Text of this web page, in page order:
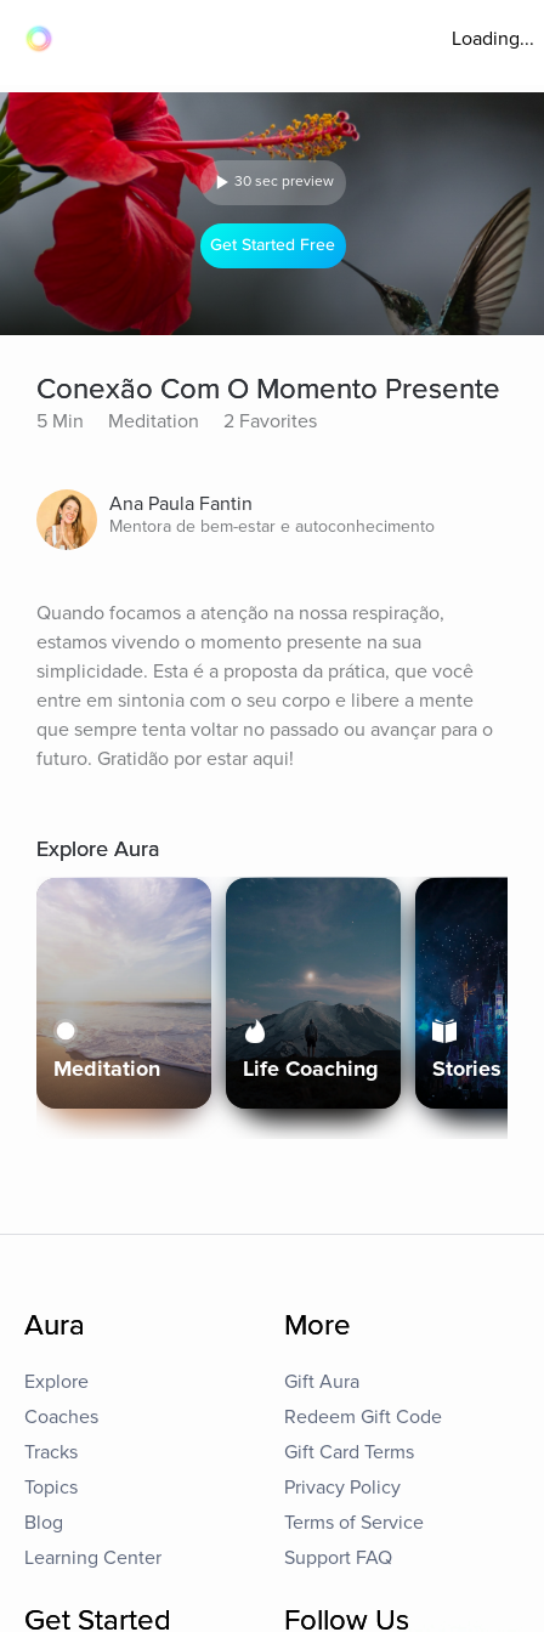
Loading...
30 sec preview
Get Started Free
Conexão Com O Momento Presente
5 Min Meditation 2 Favorites
Ana Paula Fantin
Mentora de bem-estar e autoconhecimento
Quando focamos a atenção na nossa respiração,
estamos vivendo o momento presente na sua
simplicidade. Esta é a proposta da prática, que você
entre em sintonia com o seu corpo e libere a mente
que sempre tenta voltar no passado ou avançar para o
futuro. Gratidão por estar aqui!
Explore Aura
Meditation Life Coaching Stories
Aura
Explore
Coaches
Tracks
Topics
Blog
Learning Center
More
Gift Aura
Redeem Gift Code
Gift Card Terms
Privacy Policy
Terms of Service
Support FAQ
Get Started Follow Us